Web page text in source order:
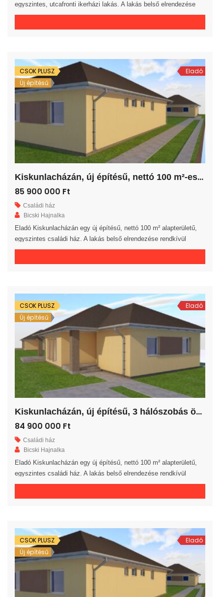
egyszintes, utcafronti ikerházi lakás. A lakás belső elrendezése
rendkívül praktikus és kényelmes 2 hálószoba, fürdőszoba, külön
téglából, […]
CSOK PLUSZ
Új építésű
Eladó
K
iskunlacházán, új építésű, nettó 100 m²-es családi ház!
85 900 000 Ft
Családi ház
Bicski Hajnalka
Eladó Kiskunlacházán egy új építésű, nettó 100 m² alapterületű,
egyszintes családi ház. A lakás belső elrendezése rendkívül
praktikus és kényelmes 3 hálószoba, gardrób, fürdőszoba, külön
ingatlan 30-as […]
CSOK PLUSZ
Új építésű
Eladó
K
iskunlacházán, új építésű, 3 hálószobás önálló családi ház!
84 900 000 Ft
Családi ház
Bicski Hajnalka
Eladó Kiskunlacházán egy új építésű, nettó 100 m² alapterületű,
egyszintes családi ház. A lakás belső elrendezése rendkívül
praktikus és kényelmes 3 hálószoba, gardrób, fürdőszoba, külön
téglából, […]
CSOK PLUSZ
Új építésű
Eladó